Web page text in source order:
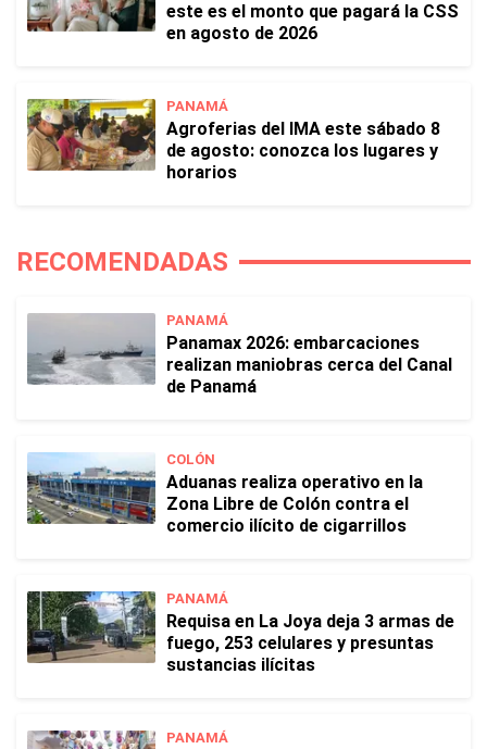
este es el monto que pagará la CSS
en agosto de 2026
PANAMÁ
Agroferias del IMA este sábado 8
de agosto: conozca los lugares y
horarios
RECOMENDADAS
PANAMÁ
Panamax 2026: embarcaciones
realizan maniobras cerca del Canal
de Panamá
COLÓN
Aduanas realiza operativo en la
Zona Libre de Colón contra el
comercio ilícito de cigarrillos
PANAMÁ
Requisa en La Joya deja 3 armas de
fuego, 253 celulares y presuntas
sustancias ilícitas
PANAMÁ